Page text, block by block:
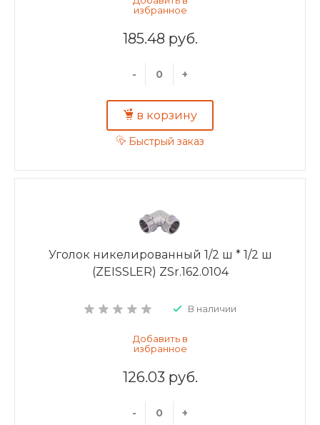
185.48 руб.
- +
в корзину
Быстрый заказ
Уголок никелированный 1/2 ш * 1/2 ш
(ZEISSLER) ZSr.162.0104
В наличии
126.03 руб.
- +